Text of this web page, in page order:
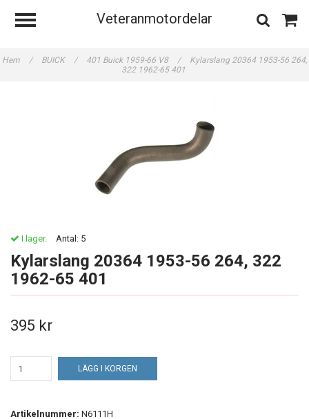
Veteranmotordelar
Hem / BUICK / 401 Buick 1959-66 V8 /
Kylarslang 20364 1953-56 264,
322 1962-65 401
I lager. Antal: 5
Kylarslang 20364 1953-56 264, 322
1962-65 401
395 kr
LÄGG I KORGEN
Artikelnummer: N6111H